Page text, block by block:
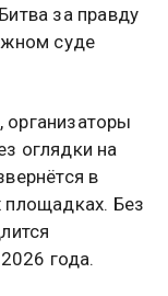
за правду
суде
оглядки на
в
площадках. Без
года.